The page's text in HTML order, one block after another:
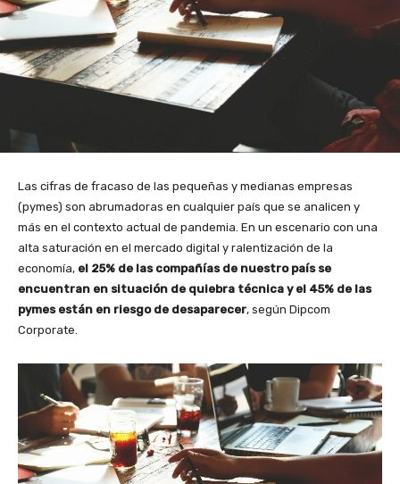
Las cifras de fracaso de las pequeñas y medianas empresas
(pymes) son abrumadoras en cualquier país que se analicen y
más en el contexto actual de pandemia. En un escenario con una
alta saturación en el mercado digital y ralentización de la
economía, el 25% de las compañías de nuestro país se
encuentran en situación de quiebra técnica y el 45% de las
pymes están en riesgo de desaparecer, según Dipcom
Corporate.